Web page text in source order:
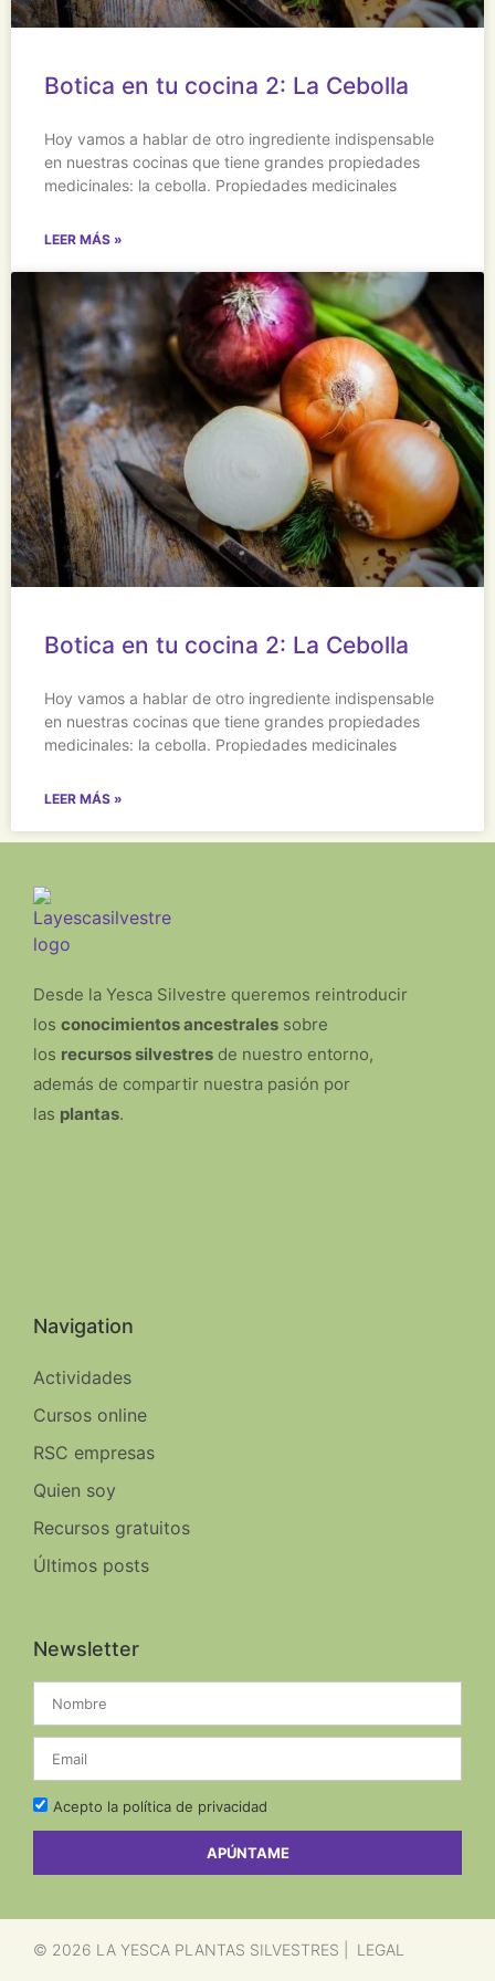
Botica en tu cocina 2: La Cebolla
Hoy vamos a hablar de otro ingrediente indispensable
en nuestras cocinas que tiene grandes propiedades
medicinales: la cebolla. Propiedades medicinales
LEER MÁS »
Botica en tu cocina 2: La Cebolla
Hoy vamos a hablar de otro ingrediente indispensable
en nuestras cocinas que tiene grandes propiedades
medicinales: la cebolla. Propiedades medicinales
LEER MÁS »
Desde la Yesca Silvestre queremos reintroducir
los conocimientos ancestrales sobre
los recursos silvestres de nuestro entorno,
además de compartir nuestra pasión por
las plantas.
Navigation
Actividades
Cursos online
RSC empresas
Quien soy
Recursos gratuitos
Últimos posts
Newsletter
Acepto la política de privacidad
APÚNTAME
© 2026 LA YESCA PLANTAS SILVESTRES | LEGAL